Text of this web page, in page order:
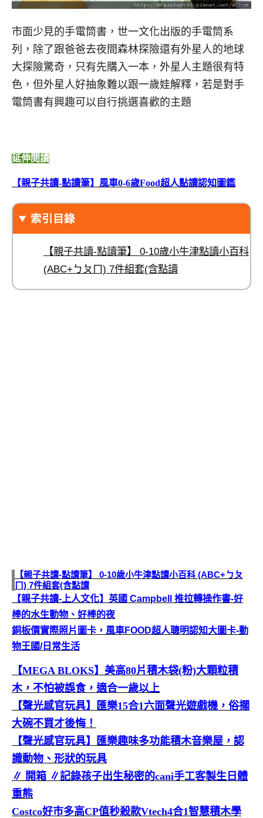
市面少見的手電筒書，世一文化出版的手電筒系
列，除了跟爸爸去夜間森林探險還有外星人的地球
大探險驚奇，只有先購入一本，外星人主題很有特
色，但外星人好抽象難以跟一歲娃解釋，若是對手
電筒書有興趣可以自行挑選喜歡的主題
延伸閱讀
【親子共讀-點讀筆】風車0-6歲Food超人點讀認知圖鑑
索引目錄
【親子共讀-點讀筆】 0-10歲小牛津點讀小百科
(ABC+ㄅㄆㄇ) 7件組套(含點讀
【親子共讀-點讀筆】 0-10歲小牛津點讀小百科 (ABC+ㄅㄆ
ㄇ) 7件組套(含點讀
【親子共讀-上人文化】英國 Campbell 推拉轉操作書-好
棒的水生動物、好棒的夜
銅板價實際照片圖卡，風車FOOD超人聰明認知大圖卡-動
物王國/日常生活
【MEGA BLOKS】美高80片積木袋(粉)大顆粒積
木，不怕被誤食，適合一歲以上
【聲光感官玩具】匯樂15合1六面聲光遊戲機，俗擱
大碗不買才後悔！
【聲光感官玩具】匯樂趣味多功能積木音樂屋，認
識動物、形狀的玩具
∥ 開箱 ∥記錄孩子出生秘密的cani手工客製生日體
重熊
Costco好市多高CP值秒殺款Vtech4合1智慧積木學